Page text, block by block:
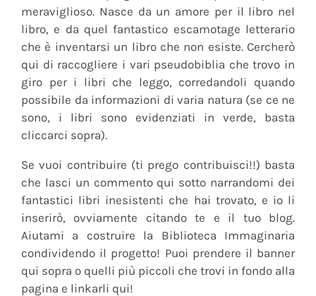
meraviglioso. Nasce da un amore per il libro nel
libro, e da quel fantastico escamotage letterario
che è inventarsi un libro che non esiste. Cercherò
qui di raccogliere i vari pseudobiblia che trovo in
giro per i libri che leggo, corredandoli quando
possibile da informazioni di varia natura (se ce ne
sono, i libri sono evidenziati in verde, basta
cliccarci sopra).
Se vuoi contribuire (ti prego contribuisci!!) basta
che lasci un commento qui sotto narrandomi dei
fantastici libri inesistenti che hai trovato, e io li
inserirò, ovviamente citando te e il tuo blog.
Aiutami a costruire la Biblioteca Immaginaria
condividendo il progetto! Puoi prendere il banner
qui sopra o quelli più piccoli che trovi in fondo alla
pagina e linkarli qui!